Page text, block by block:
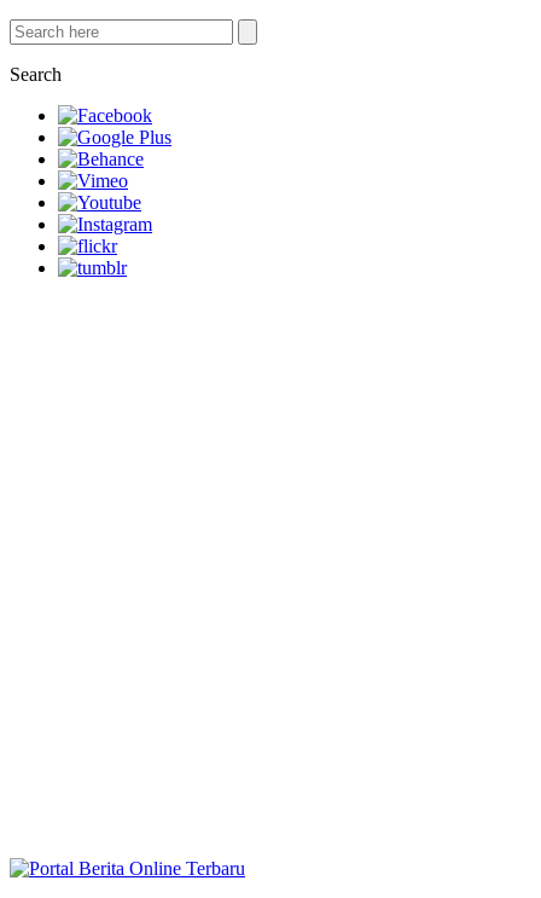
Search